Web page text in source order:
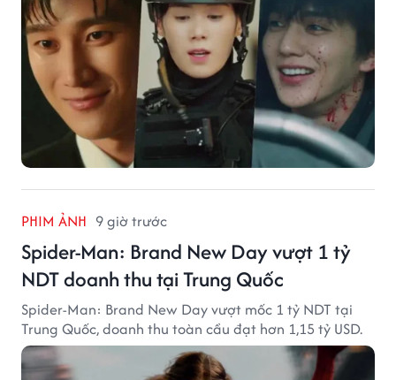
PHIM ẢNH 9 giờ trước
Spider-Man: Brand New Day vượt 1 tỷ
NDT doanh thu tại Trung Quốc
Spider-Man: Brand New Day vượt mốc 1 tỷ NDT tại
Trung Quốc, doanh thu toàn cầu đạt hơn 1,15 tỷ USD.